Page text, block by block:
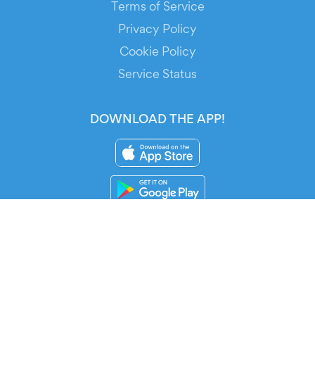
Terms of Service
Privacy Policy
Cookie Policy
Service Status
DOWNLOAD THE APP!